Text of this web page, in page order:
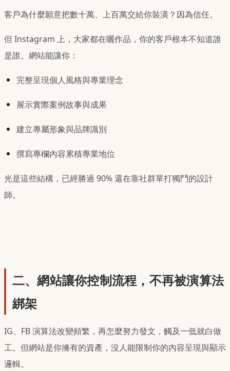
客戶為什麼願意把數十萬、上百萬交給你裝潢？因為信任。
但 Instagram 上，大家都在曬作品，你的客戶根本不知道誰
是誰。網站能讓你：
完整呈現個人風格與專業理念
展示實際案例故事與成果
建立專屬形象與品牌識別
撰寫專欄內容累積專業地位
光是這些結構，已經勝過 90% 還在靠社群單打獨鬥的設計
師。
二、網站讓你控制流程，不再被演算法
綁架
IG、FB 演算法改變頻繁，再怎麼努力發文，觸及一低就白做
工。但網站是你擁有的資產，沒人能限制你的內容呈現與顯示
邏輯。